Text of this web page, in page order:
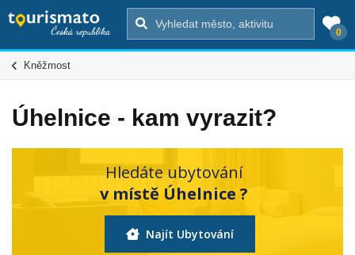
0
Kněžmost
Úhelnice - kam vyrazit?
Hledáte ubytování
v místě Úhelnice ?
Najít Ubytování